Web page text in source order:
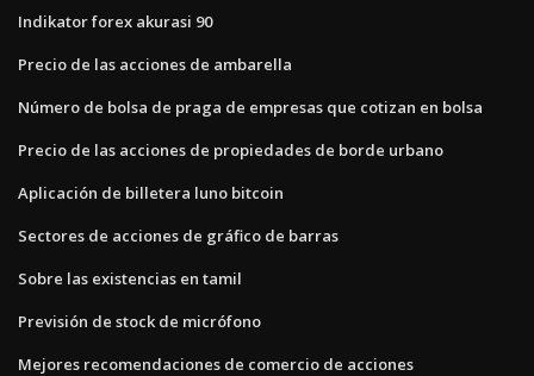
Indikator forex akurasi 90
Precio de las acciones de ambarella
Número de bolsa de praga de empresas que cotizan en bolsa
Precio de las acciones de propiedades de borde urbano
Aplicación de billetera luno bitcoin
Sectores de acciones de gráfico de barras
Sobre las existencias en tamil
Previsión de stock de micrófono
Mejores recomendaciones de comercio de acciones